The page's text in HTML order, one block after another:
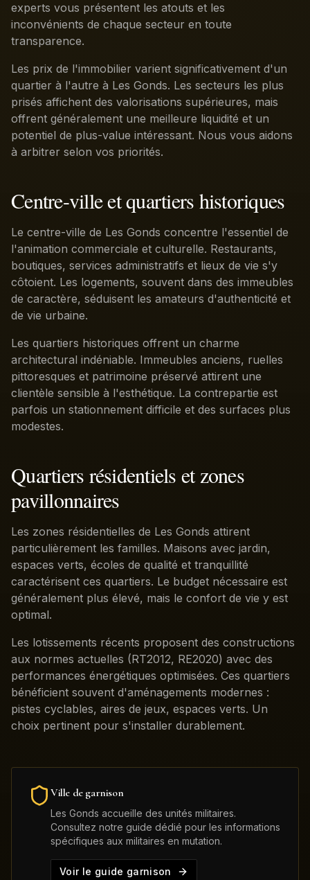
experts vous présentent les atouts et les
inconvénients de chaque secteur en toute
transparence.
Les prix de l'immobilier varient significativement d'un
quartier à l'autre à Les Gonds. Les secteurs les plus
prisés affichent des valorisations supérieures, mais
offrent généralement une meilleure liquidité et un
potentiel de plus-value intéressant. Nous vous aidons
à arbitrer selon vos priorités.
Centre-ville et quartiers historiques
Le centre-ville de Les Gonds concentre l'essentiel de
l'animation commerciale et culturelle. Restaurants,
boutiques, services administratifs et lieux de vie s'y
côtoient. Les logements, souvent dans des immeubles
de caractère, séduisent les amateurs d'authenticité et
de vie urbaine.
Les quartiers historiques offrent un charme
architectural indéniable. Immeubles anciens, ruelles
pittoresques et patrimoine préservé attirent une
clientèle sensible à l'esthétique. La contrepartie est
parfois un stationnement difficile et des surfaces plus
modestes.
Quartiers résidentiels et zones
pavillonnaires
Les zones résidentielles de Les Gonds attirent
particulièrement les familles. Maisons avec jardin,
espaces verts, écoles de qualité et tranquillité
caractérisent ces quartiers. Le budget nécessaire est
généralement plus élevé, mais le confort de vie y est
optimal.
Les lotissements récents proposent des constructions
aux normes actuelles (RT2012, RE2020) avec des
performances énergétiques optimisées. Ces quartiers
bénéficient souvent d'aménagements modernes :
pistes cyclables, aires de jeux, espaces verts. Un
choix pertinent pour s'installer durablement.
Ville de garnison
Les Gonds accueille des unités militaires.
Consultez notre guide dédié pour les informations
spécifiques aux militaires en mutation.
Voir le guide garnison